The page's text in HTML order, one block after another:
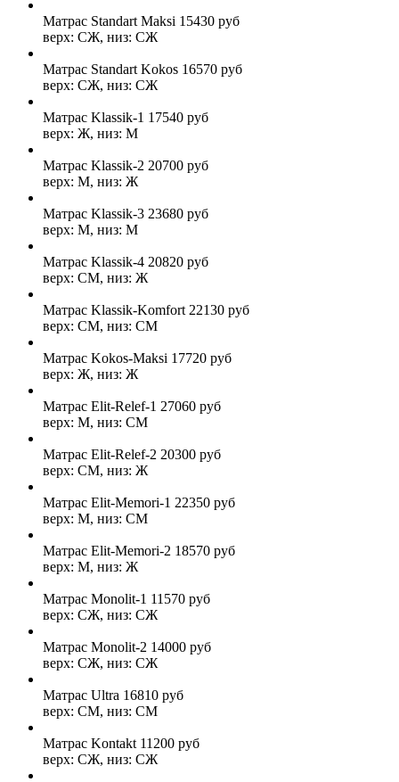
Матрас Standart Maksi 15430 руб
верх: СЖ, низ: СЖ
Матрас Standart Kokos 16570 руб
верх: СЖ, низ: СЖ
Матрас Klassik-1 17540 руб
верх: Ж, низ: М
Матрас Klassik-2 20700 руб
верх: М, низ: Ж
Матрас Klassik-3 23680 руб
верх: М, низ: М
Матрас Klassik-4 20820 руб
верх: СМ, низ: Ж
Матрас Klassik-Komfort 22130 руб
верх: СМ, низ: СМ
Матрас Kokos-Maksi 17720 руб
верх: Ж, низ: Ж
Матрас Elit-Relef-1 27060 руб
верх: М, низ: СМ
Матрас Elit-Relef-2 20300 руб
верх: СМ, низ: Ж
Матрас Elit-Memori-1 22350 руб
верх: М, низ: СМ
Матрас Elit-Memori-2 18570 руб
верх: М, низ: Ж
Матрас Monolit-1 11570 руб
верх: СЖ, низ: СЖ
Матрас Monolit-2 14000 руб
верх: СЖ, низ: СЖ
Матрас Ultra 16810 руб
верх: СМ, низ: СМ
Матрас Kontakt 11200 руб
верх: СЖ, низ: СЖ